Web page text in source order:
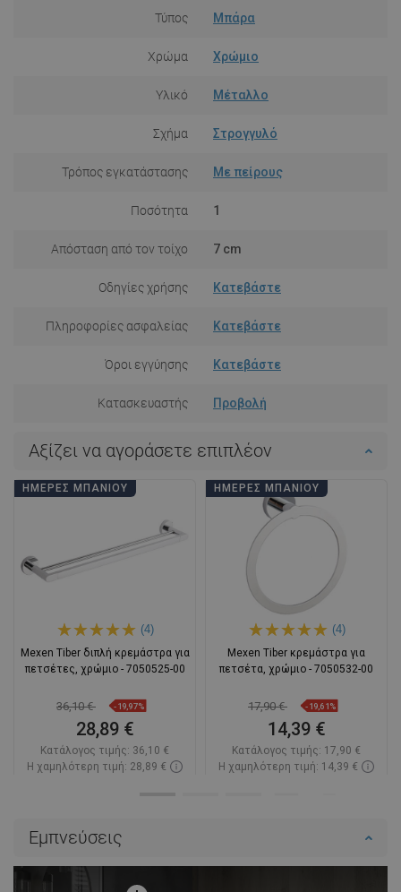
Τύπος Μπάρα
Χρώμα Χρώμιο
Υλικό Μέταλλο
Σχήμα Στρογγυλό
Τρόπος εγκατάστασης Με πείρους
Ποσότητα 1
Απόσταση από τον τοίχο 7 cm
Οδηγίες χρήσης Κατεβάστε
Πληροφορίες ασφαλείας Κατεβάστε
Όροι εγγύησης Κατεβάστε
Κατασκευαστής Προβολή
Αξίζει να αγοράσετε επιπλέον
ΗΜΈΡΕΣ ΜΠΆΝΙΟΥ
(4)
Mexen Tiber διπλή κρεμάστρα για
πετσέτες, χρώμιο - 7050525-00
36,10 € -19,97%
28,89 €
Κατάλογος τιμής: 36,10 €
Η χαμηλότερη τιμή: 28,89 €
ΗΜΈΡΕΣ ΜΠΆΝΙΟΥ
(4)
Mexen Tiber κρεμάστρα για
πετσέτα, χρώμιο - 7050532-00
17,90 € -19,61%
14,39 €
Κατάλογος τιμής: 17,90 €
Η χαμηλότερη τιμή: 14,39 €
Εμπνεύσεις